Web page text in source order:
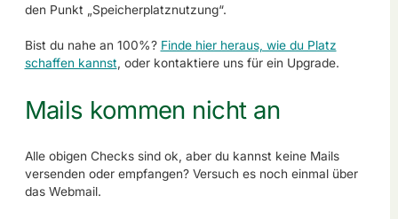
den Punkt „Speicherplatznutzung“.
Bist du nahe an 100%? Finde hier heraus, wie du Platz
schaffen kannst , oder kontaktiere uns für ein Upgrade.
Mails kommen nicht an
Alle obigen Checks sind ok, aber du kannst keine Mails
versenden oder empfangen? Versuch es noch einmal über
das Webmail.